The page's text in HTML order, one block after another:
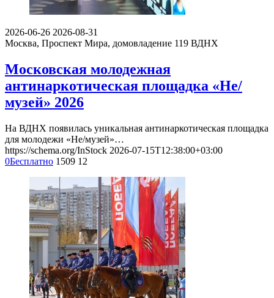
2026-06-26 2026-08-31
Москва, Проспект Мира, домовладение 119 ВДНХ
Московская молодежная
антинаркотическая площадка «Не/
музей» 2026
На ВДНХ появилась уникальная антинаркотическая площадка
для молодежи «Не/музей»…
https://schema.org/InStock 2026-07-15T12:38:00+03:00
0Бесплатно 1509 12